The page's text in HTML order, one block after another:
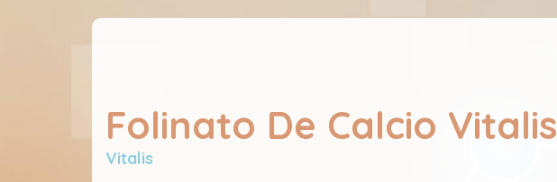
Folinato De Calcio Vitalis
Vitalis